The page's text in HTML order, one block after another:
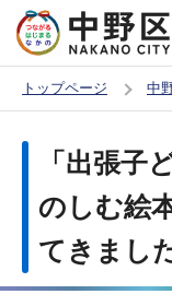
の
ー
す
トップページ 中
「出張子
のしむ絵
てきまし